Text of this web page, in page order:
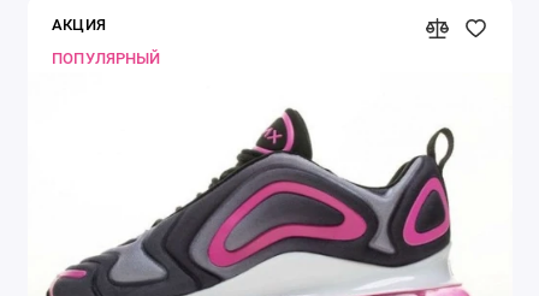
АКЦИЯ
ПОПУЛЯРНЫЙ